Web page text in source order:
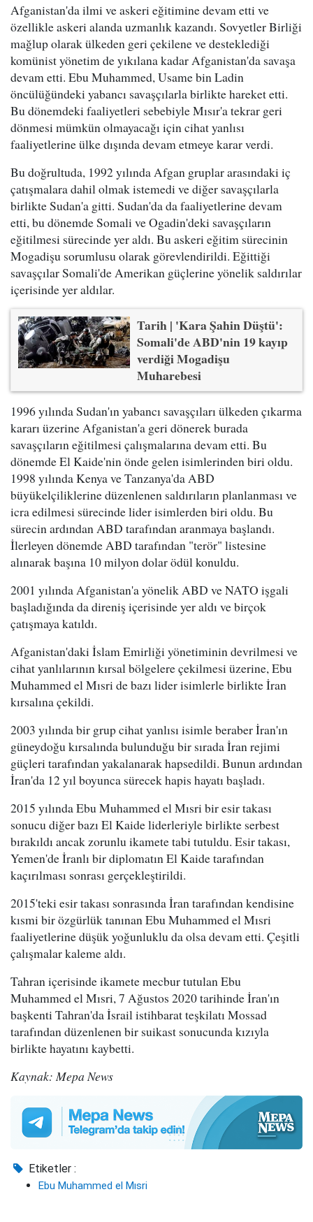
Afganistan'da ilmi ve askeri eğitimine devam etti ve
özellikle askeri alanda uzmanlık kazandı. Sovyetler Birliği
mağlup olarak ülkeden geri çekilene ve desteklediği
komünist yönetim de yıkılana kadar Afganistan'da savaşa
devam etti. Ebu Muhammed, Usame bin Ladin
öncülüğündeki yabancı savaşçılarla birlikte hareket etti.
Bu dönemdeki faaliyetleri sebebiyle Mısır'a tekrar geri
dönmesi mümkün olmayacağı için cihat yanlısı
faaliyetlerine ülke dışında devam etmeye karar verdi.
Bu doğrultuda, 1992 yılında Afgan gruplar arasındaki iç
çatışmalara dahil olmak istemedi ve diğer savaşçılarla
birlikte Sudan'a gitti. Sudan'da da faaliyetlerine devam
etti, bu dönemde Somali ve Ogadin'deki savaşçıların
eğitilmesi sürecinde yer aldı. Bu askeri eğitim sürecinin
Mogadişu sorumlusu olarak görevlendirildi. Eğittiği
savaşçılar Somali'de Amerikan güçlerine yönelik saldırılar
içerisinde yer aldılar.
Tarih | 'Kara Şahin Düştü':
Somali'de ABD'nin 19 kayıp
verdiği Mogadişu
Muharebesi
1996 yılında Sudan'ın yabancı savaşçıları ülkeden çıkarma
kararı üzerine Afganistan'a geri dönerek burada
savaşçıların eğitilmesi çalışmalarına devam etti. Bu
dönemde El Kaide'nin önde gelen isimlerinden biri oldu.
1998 yılında Kenya ve Tanzanya'da ABD
büyükelçiliklerine düzenlenen saldırıların planlanması ve
icra edilmesi sürecinde lider isimlerden biri oldu. Bu
sürecin ardından ABD tarafından aranmaya başlandı.
İlerleyen dönemde ABD tarafından "terör" listesine
alınarak başına 10 milyon dolar ödül konuldu.
2001 yılında Afganistan'a yönelik ABD ve NATO işgali
başladığında da direniş içerisinde yer aldı ve birçok
çatışmaya katıldı.
Afganistan'daki İslam Emirliği yönetiminin devrilmesi ve
cihat yanlılarının kırsal bölgelere çekilmesi üzerine, Ebu
Muhammed el Mısri de bazı lider isimlerle birlikte İran
kırsalına çekildi.
2003 yılında bir grup cihat yanlısı isimle beraber İran'ın
güneydoğu kırsalında bulunduğu bir sırada İran rejimi
güçleri tarafından yakalanarak hapsedildi. Bunun ardından
İran'da 12 yıl boyunca sürecek hapis hayatı başladı.
2015 yılında Ebu Muhammed el Mısri bir esir takası
sonucu diğer bazı El Kaide liderleriyle birlikte serbest
bırakıldı ancak zorunlu ikamete tabi tutuldu. Esir takası,
Yemen'de İranlı bir diplomatın El Kaide tarafından
kaçırılması sonrası gerçekleştirildi.
2015'teki esir takası sonrasında İran tarafından kendisine
kısmi bir özgürlük tanınan Ebu Muhammed el Mısri
faaliyetlerine düşük yoğunluklu da olsa devam etti. Çeşitli
çalışmalar kaleme aldı.
Tahran içerisinde ikamete mecbur tutulan Ebu
Muhammed el Mısri, 7 Ağustos 2020 tarihinde İran'ın
başkenti Tahran'da İsrail istihbarat teşkilatı Mossad
tarafından düzenlenen bir suikast sonucunda kızıyla
birlikte hayatını kaybetti.
Kaynak: Mepa News
Etiketler :
Ebu Muhammed el Mısri